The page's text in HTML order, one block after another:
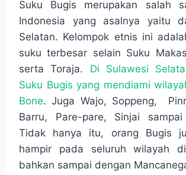
c
e
o
o
k
a
t
A
p
p
s
s
e
n
g
e
r
l
e
g
r
m
y
p
n
e
a
r
Suku Bugis merupakan salah
Indonesia yang asalnya yaitu
Selatan. Kelompok etnis ini
suku terbesar selain Suku
serta Toraja. Di Sulawesi
Suku Bugis yang mendiami
Bone. Juga Wajo, Soppeng,
Barru, Pare-pare, Sinjai sampai
Tidak hanya itu, orang Bugis
hampir pada seluruh wilayah
bahkan sampai dengan